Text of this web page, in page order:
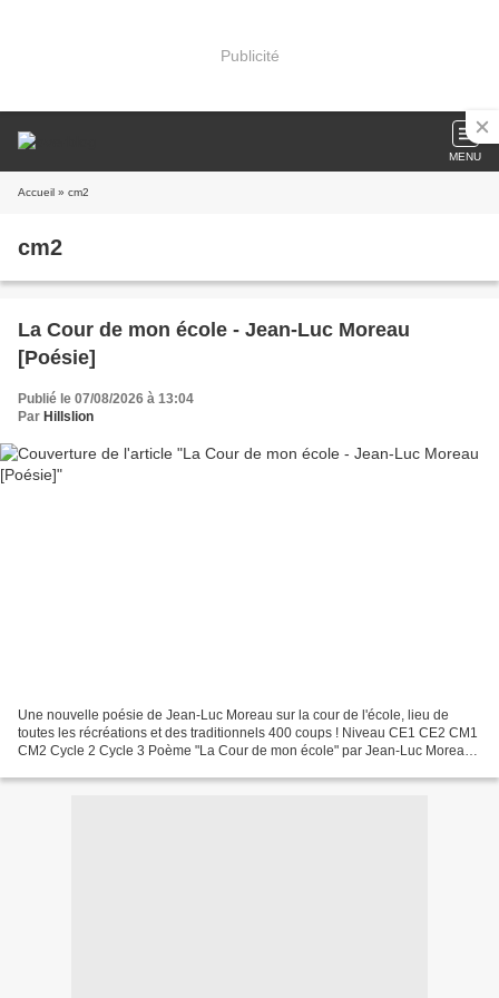
Publicité
MENU
Accueil » cm2
cm2
La Cour de mon école - Jean-Luc Moreau
[Poésie]
Publié le 07/08/2026 à 13:04
Par Hillslion
Une nouvelle poésie de Jean-Luc Moreau sur la cour de l'école, lieu de
toutes les récréations et des traditionnels 400 coups ! Niveau CE1 CE2 CM1
CM2 Cycle 2 Cycle 3 Poème "La Cour de mon école" par Jean-Luc Moreau.